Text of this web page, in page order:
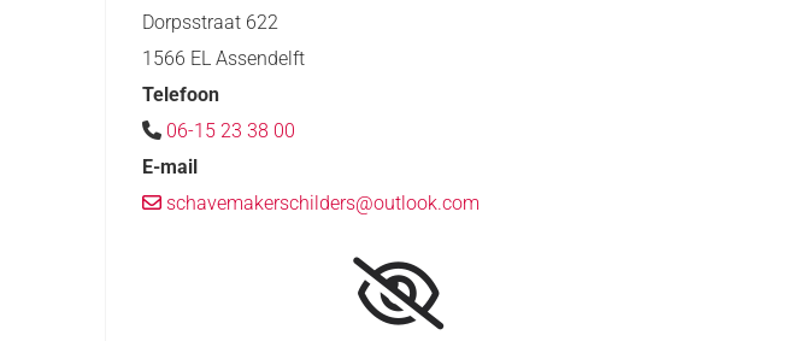
Dorpsstraat 622
1566 EL Assendelft
Telefoon
 06-15 23 38 00
E-mail
 schavemakerschilders@outlook.com